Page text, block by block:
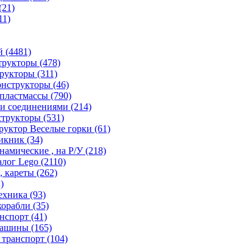
(4481)
(478)
(311)
(46)
(790)
соединениями (214)
(531)
Веселые горки (61)
(34)
, на Р/У(218)
Lego (2110)
кареты (262)
(93)
(35)
(41)
(165)
(104)